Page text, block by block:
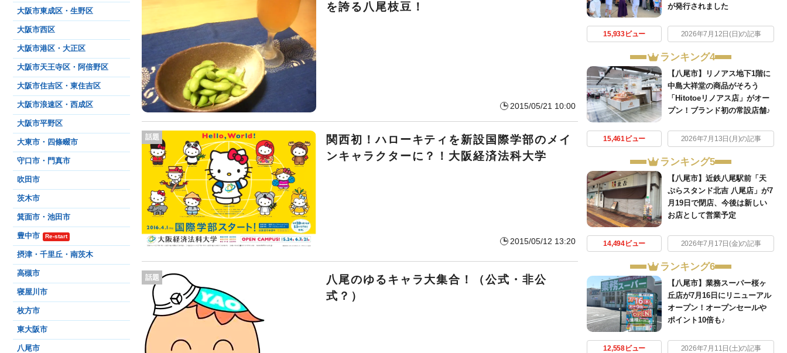
を誇る八尾枝豆！
2015/05/21 10:00
関西初！ハローキティを新設国際学部のメイ
ンキャラクターに？！大阪経済法科大学
2015/05/12 13:20
話題
八尾のゆるキャラ大集合！（公式・非公
式？）
話題
が発行されました
15,933ビュー 2026年7月12日(日)の記事
ランキング4
【八尾市】リノアス地下1階に
中島大祥堂の商品がそろう
「Hitotoeリノアス店」がオー
プン！ブランド初の常設店舗♪
15,461ビュー 2026年7月13日(月)の記事
ランキング5
【八尾市】近鉄八尾駅前「天
ぷらスタンド北吉 八尾店」が7
月19日で閉店、今後は新しい
お店として営業予定
14,494ビュー 2026年7月17日(金)の記事
ランキング6
【八尾市】業務スーパー桜ヶ
丘店が7月16日にリニューアル
オープン！オープンセールや
ポイント10倍も♪
12,558ビュー 2026年7月11日(土)の記事
大阪市東成区・生野区
大阪市西区
大阪市港区・大正区
大阪市天王寺区・阿倍野区
大阪市住吉区・東住吉区
大阪市浪速区・西成区
大阪市平野区
大東市・四條畷市
守口市・門真市
吹田市
茨木市
箕面市・池田市
豊中市 Re-start
摂津・千里丘・南茨木
高槻市
寝屋川市
枚方市
東大阪市
八尾市